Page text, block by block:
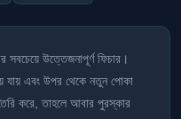
সবচেয়ে উত্তেজনাপূর্ণ ফিচার।
যায় এবং উপর থেকে নতুন পোকা
করে, তাহলে আবার পুরস্কার